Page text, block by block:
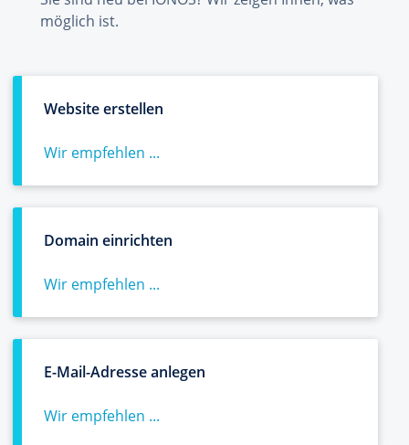
möglich ist.
Website erstellen
Wir empfehlen ...
Domain einrichten
Wir empfehlen ...
E-Mail-Adresse anlegen
Wir empfehlen ...